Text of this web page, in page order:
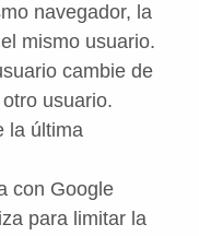
navegador, la
mismo usuario.
cambie de
usuario.
la última
con Google
para limitar la